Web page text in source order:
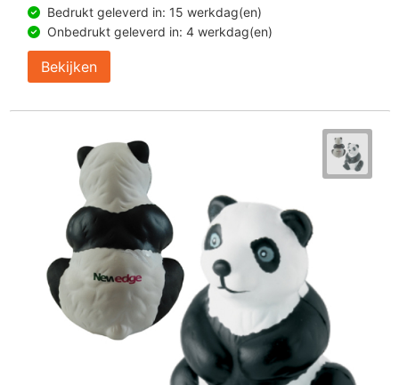
Bedrukt geleverd in: 15 werkdag(en)
Onbedrukt geleverd in: 4 werkdag(en)
Bekijken